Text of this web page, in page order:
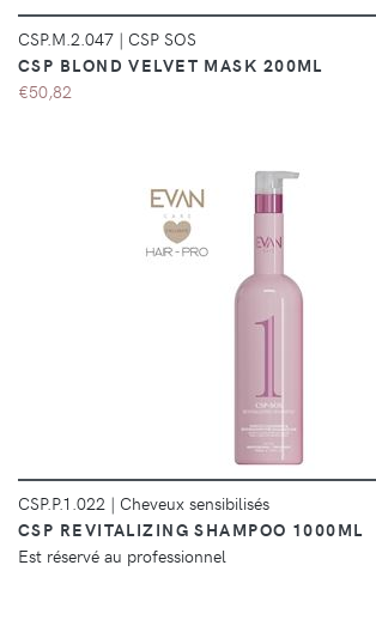
CSP.M.2.047 | CSP SOS
CSP BLOND VELVET MASK 200ML
€50,82
CSP.P.1.022 | Cheveux sensibilisés
CSP REVITALIZING SHAMPOO 1000ML
Est réservé au professionnel